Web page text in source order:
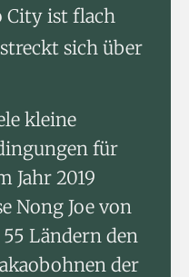
City ist flach
sich über
kleine
für
Jahr 2019
Nong Joe von
Ländern den
der